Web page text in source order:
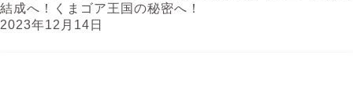
結成へ！くまゴア王国の秘密へ！
2023年12月14日